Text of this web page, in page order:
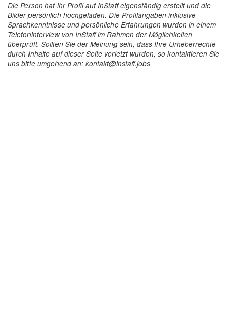
Die Person hat ihr Profil auf InStaff eigenständig erstellt und die
Bilder persönlich hochgeladen. Die Profilangaben inklusive
Sprachkenntnisse und persönliche Erfahrungen wurden in einem
Telefoninterview von InStaff im Rahmen der Möglichkeiten
überprüft. Sollten Sie der Meinung sein, dass Ihre Urheberrechte
durch Inhalte auf dieser Seite verletzt wurden, so kontaktieren Sie
uns bitte umgehend an: kontakt@instaff.jobs